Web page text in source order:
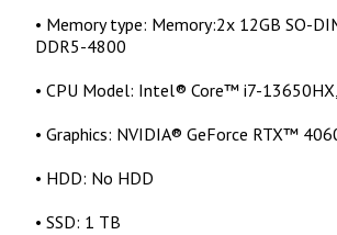
• Memory type: Memory:2x 12GB SO-
DDR5-4800
• CPU Model: Intel® Core™ i7-13650HX,
• Graphics: NVIDIA® GeForce RTX™
• HDD: No HDD
• SSD: 1 TB